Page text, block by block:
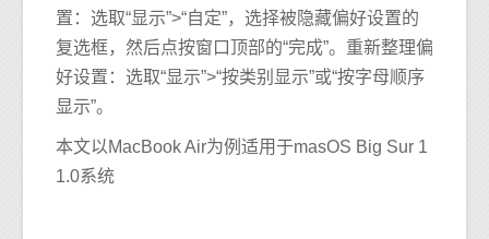
置：选取“显示”>“自定”，选择被隐藏偏好设置的
复选框，然后点按窗口顶部的“完成”。重新整理偏
好设置：选取“显示”>“按类别显示”或“按字母顺序
显示”。
本文以MacBook Air为例适用于masOS Big Sur 1
1.0系统